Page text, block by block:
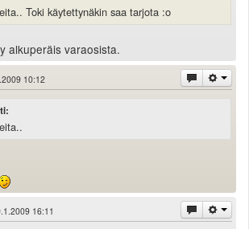
Toki käytettynäkin saa tarjota :o
alkuperäis varaosista.
10:12
16:11